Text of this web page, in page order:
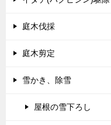
庭木伐採
庭木剪定
雪かき、除雪
屋根の雪下ろし